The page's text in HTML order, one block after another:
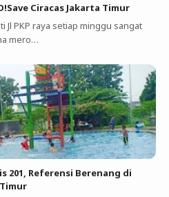
Ciracas Jakarta Timur
PKP raya setiap minggu sangat
mero…
201, Referensi Berenang di